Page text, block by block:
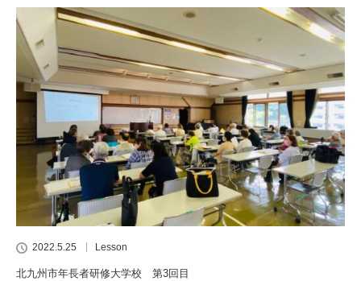
2022.5.25 Lesson
北九州市年長者研修大学校 第3回目